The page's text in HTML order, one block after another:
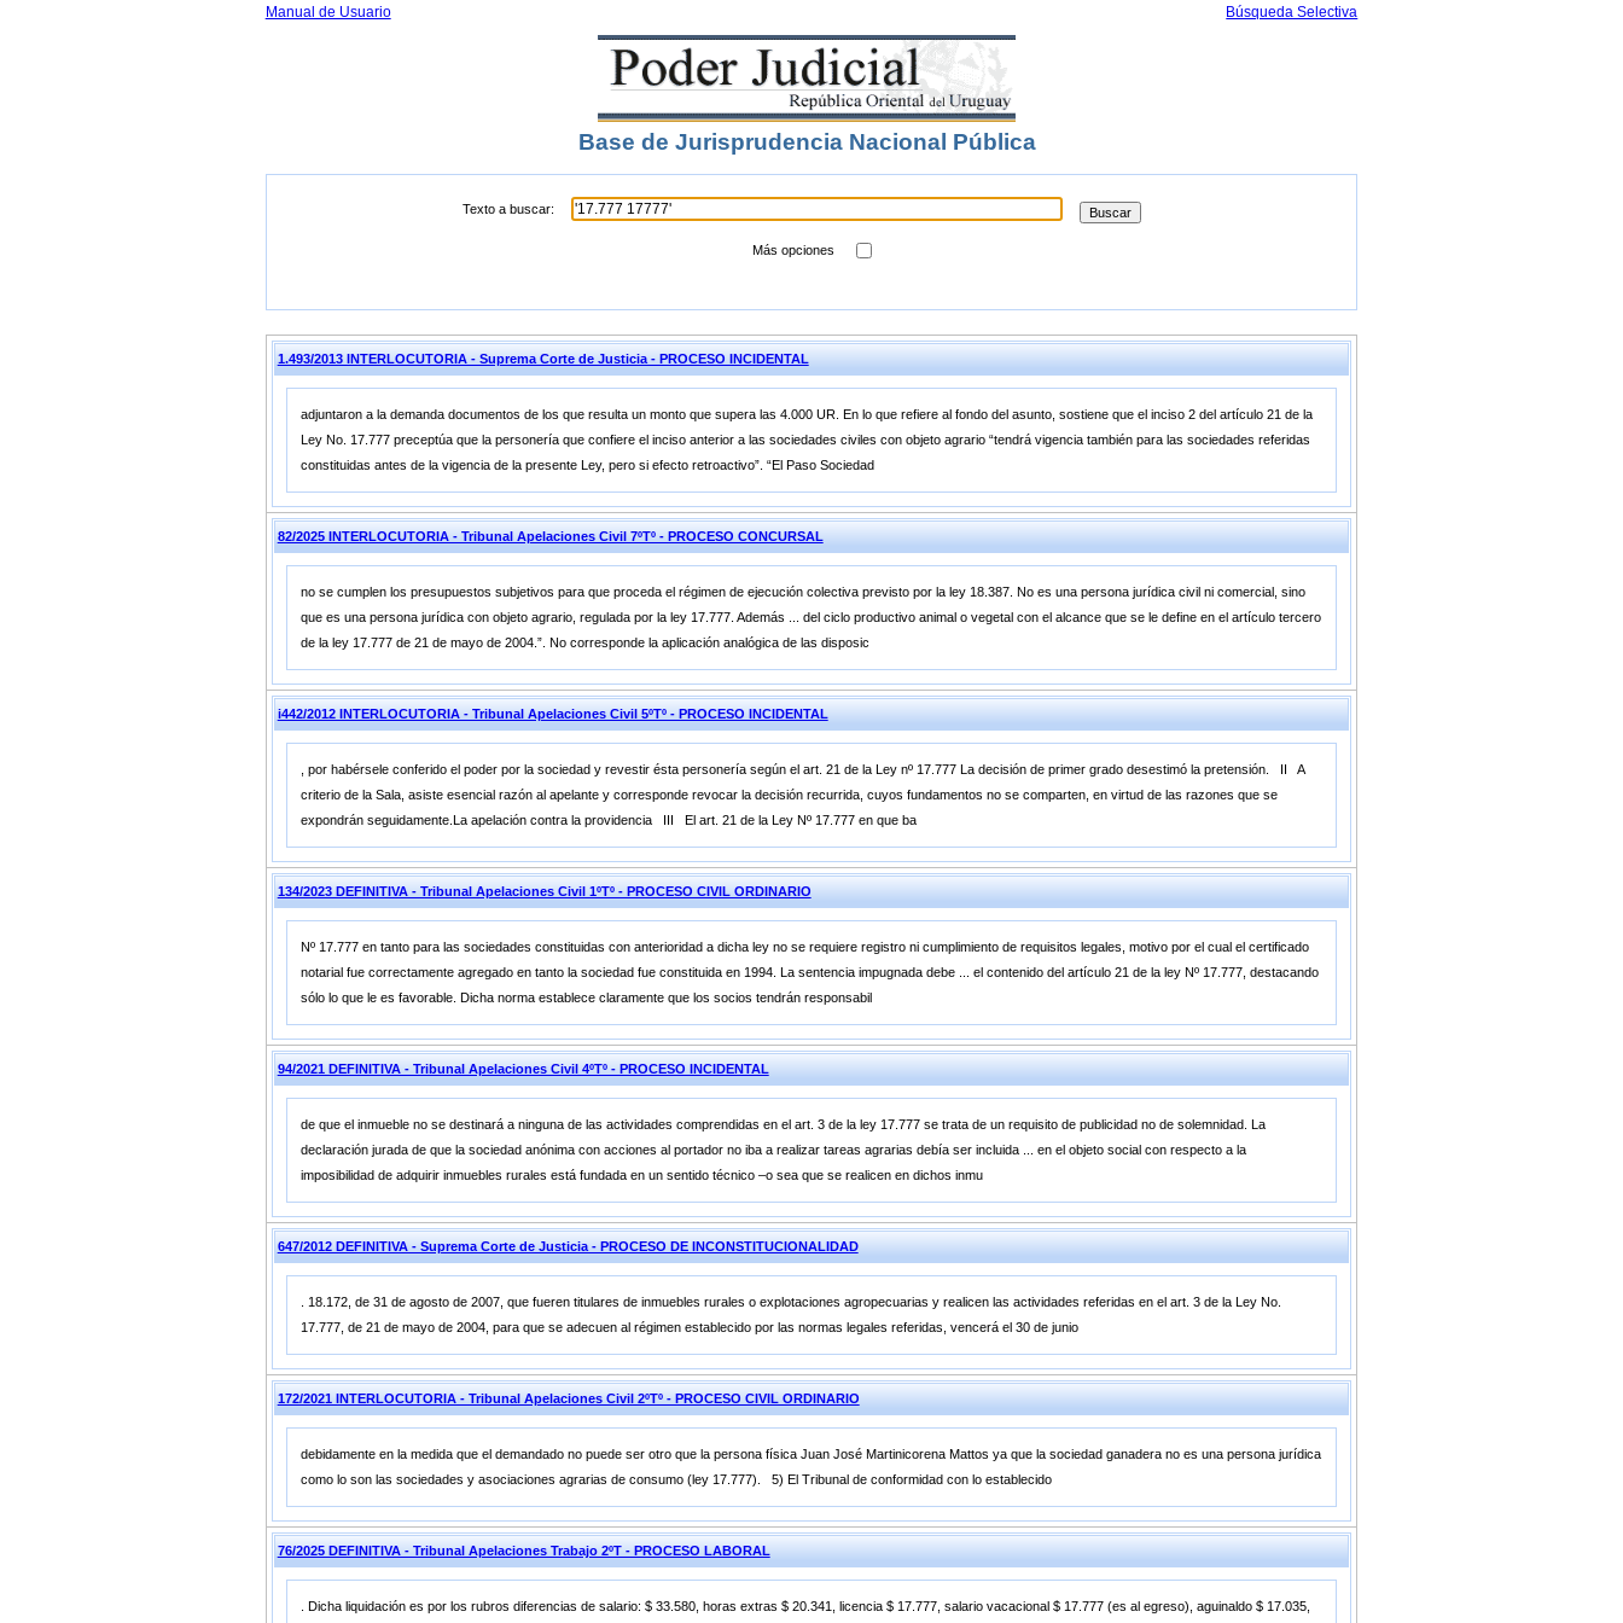
Manual de Usuario Búsqueda Selectiva
Base de Jurisprudencia Nacional Pública
Texto a buscar:
Más opciones
1.493/2013 INTERLOCUTORIA - Suprema Corte de Justicia - PROCESO INCIDENTAL
adjuntaron a la demanda documentos de los que resulta un monto que supera las 4.000 UR. En lo que refiere al fondo del asunto, sostiene que el inciso 2 del artículo 21 de la
Ley No. 17.777 preceptúa que la personería que confiere el inciso anterior a las sociedades civiles con objeto agrario “tendrá vigencia también para las sociedades referidas
constituidas antes de la vigencia de la presente Ley, pero si efecto retroactivo”. “El Paso Sociedad
82/2025 INTERLOCUTORIA - Tribunal Apelaciones Civil 7ºTº - PROCESO CONCURSAL
no se cumplen los presupuestos subjetivos para que proceda el régimen de ejecución colectiva previsto por la ley 18.387. No es una persona jurídica civil ni comercial, sino
que es una persona jurídica con objeto agrario, regulada por la ley 17.777. Además ... del ciclo productivo animal o vegetal con el alcance que se le define en el artículo tercero
de la ley 17.777 de 21 de mayo de 2004.”. No corresponde la aplicación analógica de las disposic
i442/2012 INTERLOCUTORIA - Tribunal Apelaciones Civil 5ºTº - PROCESO INCIDENTAL
, por habérsele conferido el poder por la sociedad y revestir ésta personería según el art. 21 de la Ley nº 17.777 La decisión de primer grado desestimó la pretensión. II A
criterio de la Sala, asiste esencial razón al apelante y corresponde revocar la decisión recurrida, cuyos fundamentos no se comparten, en virtud de las razones que se
expondrán seguidamente.La apelación contra la providencia III El art. 21 de la Ley Nº 17.777 en que ba
134/2023 DEFINITIVA - Tribunal Apelaciones Civil 1ºTº - PROCESO CIVIL ORDINARIO
Nº 17.777 en tanto para las sociedades constituidas con anterioridad a dicha ley no se requiere registro ni cumplimiento de requisitos legales, motivo por el cual el certificado
notarial fue correctamente agregado en tanto la sociedad fue constituida en 1994. La sentencia impugnada debe ... el contenido del artículo 21 de la ley Nº 17.777, destacando
sólo lo que le es favorable. Dicha norma establece claramente que los socios tendrán responsabil
94/2021 DEFINITIVA - Tribunal Apelaciones Civil 4ºTº - PROCESO INCIDENTAL
de que el inmueble no se destinará a ninguna de las actividades comprendidas en el art. 3 de la ley 17.777 se trata de un requisito de publicidad no de solemnidad. La
declaración jurada de que la sociedad anónima con acciones al portador no iba a realizar tareas agrarias debía ser incluida ... en el objeto social con respecto a la
imposibilidad de adquirir inmuebles rurales está fundada en un sentido técnico –o sea que se realicen en dichos inmu
647/2012 DEFINITIVA - Suprema Corte de Justicia - PROCESO DE INCONSTITUCIONALIDAD
. 18.172, de 31 de agosto de 2007, que fueren titulares de inmuebles rurales o explotaciones agropecuarias y realicen las actividades referidas en el art. 3 de la Ley No.
17.777, de 21 de mayo de 2004, para que se adecuen al régimen establecido por las normas legales referidas, vencerá el 30 de junio
172/2021 INTERLOCUTORIA - Tribunal Apelaciones Civil 2ºTº - PROCESO CIVIL ORDINARIO
debidamente en la medida que el demandado no puede ser otro que la persona física Juan José Martinicorena Mattos ya que la sociedad ganadera no es una persona jurídica
como lo son las sociedades y asociaciones agrarias de consumo (ley 17.777). 5) El Tribunal de conformidad con lo establecido
76/2025 DEFINITIVA - Tribunal Apelaciones Trabajo 2ºT - PROCESO LABORAL
. Dicha liquidación es por los rubros diferencias de salario: $ 33.580, horas extras $ 20.341, licencia $ 17.777, salario vacacional $ 17.777 (es al egreso), aguinaldo $ 17.035,